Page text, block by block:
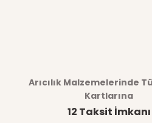
Arıcılık Malzemelerinde
Kartlarına
12 Taksit İmkanı